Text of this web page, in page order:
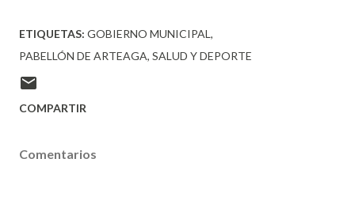
ETIQUETAS: GOBIERNO MUNICIPAL
PABELLÓN DE ARTEAGA SALUD Y DEPORTE
COMPARTIR
Comentarios